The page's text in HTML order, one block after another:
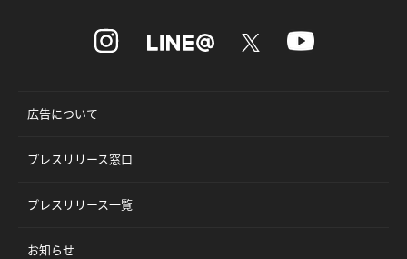
広告について
プレスリリース窓口
プレスリリース一覧
お知らせ